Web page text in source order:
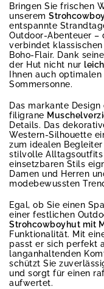
Bringen Sie frischen
unserem
entspannte
Outdoor-Abenteuer –
verbindet
Boho-Flair. Dank
der Hut nicht nur
Ihnen auch
Sommersonne.
Das markante Design
filigrane
Details. Das
Western-Silhouette
zum idealen
stilvolle Alltagsoutfits
einsetzbaren Stils
Damen und Herren
modebewussten
Egal, ob Sie einen
einer festlichen
Strohcowboyhut mit
Funktionalität. Mit
passt er sich perfekt
langanhaltenden
schützt Sie
und sorgt für einen
aufwertet.